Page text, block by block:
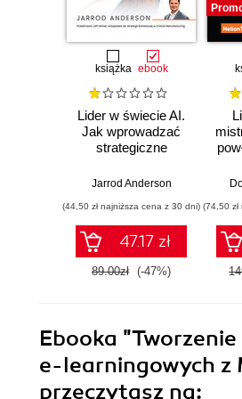
książka ebook
Lider w świecie AI.
Jak wprowadzać
strategiczne
biznes i
zespołowi w erze
sztucznej
inteligencji
Jarrod Anderson
(44,50 zł najniższa cena z 30 dni)
47.17 zł
89.00zł (-47%)
(74,50
Ebooka
e-learningowych z
przeczytasz na: